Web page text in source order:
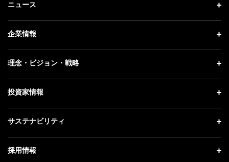
ニュース
ニュース トップ
プレスリリース
更新情報
企業情報
企業情報 トップ
社長メッセージ
事業紹介
理念・ビジョン・戦略
理念・ビジョン・戦略 トップ
成長戦略「Activate AI for Society」
人材戦略
投資家情報
投資家情報 トップ
経営方針
サステナビリティ
サステナビリティ トップ
採用情報